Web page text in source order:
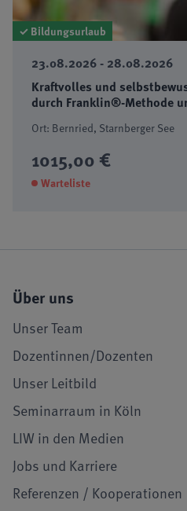
✓ Bildungsurlaub
23.08.2026 - 28.08.2026
Kraftvolles und
durch Franklin®-Methode
Ort: Bernried, Starnberger See
1015,00 €
Warteliste
Über uns
Unser Team
Dozentinnen/Dozenten
Unser Leitbild
Seminarraum in Köln
LIW in den Medien
Jobs und Karriere
Referenzen / Kooperationen